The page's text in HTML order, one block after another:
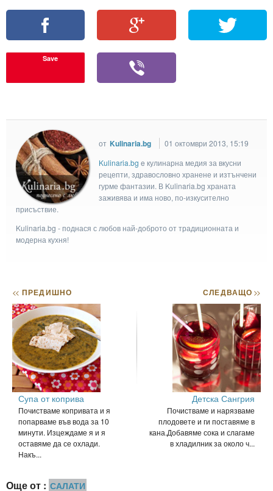
Save
от Kulinaria.bg
01 октомври 2013, 15:19
Kulinaria.bg e кулинарна медия за вкусни
рецепти, здравословно хранене и изтънчени
гурме фантазии. В Kulinaria.bg храната
заживява и има ново, по-изкусително
присъствие.
Kulinaria.bg - поднася с любов най-доброто от традиционната и
модерна кухня!
<< ПРЕДИШНО
Супа от коприва
Почистваме копривата и я
попарваме във вода за 10
минути. Изцеждаме я и я
оставяме да се охлади.
Накъ...
СЛЕДВАЩО>>
Детска Сангрия
Почистваме и нарязваме
плодовете и ги поставяме в
кана.Добавяме сока и слагаме
в хладилник за около ч...
Още от : САЛАТИ